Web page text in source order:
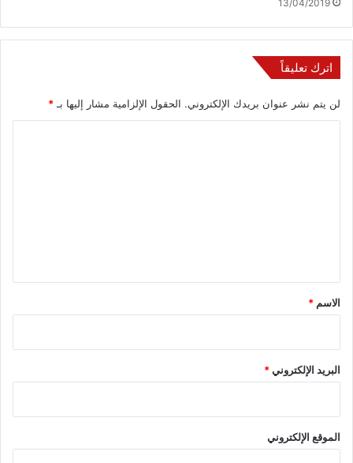
13/04/2019
اترك تعليقاً
لن يتم نشر عنوان بريدك الإلكتروني. الحقول الإلزامية مشار إليها بـ *
*
الاسم *
البريد الإلكتروني*
الموقع الإلكتروني